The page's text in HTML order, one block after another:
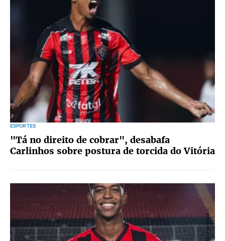
ESPORTES
"Tá no direito de cobrar", desabafa
Carlinhos sobre postura de torcida do Vitória